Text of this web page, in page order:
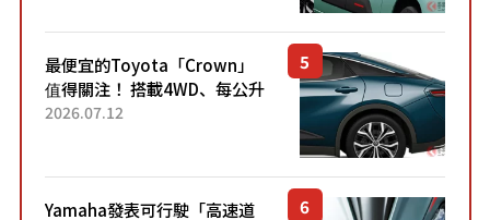
最便宜的Toyota「Crown」
值得關注！ 搭載4WD、每公升
22.4公里低油耗表現超亮眼！
2026.07.12
Yamaha發表可行駛「高速道